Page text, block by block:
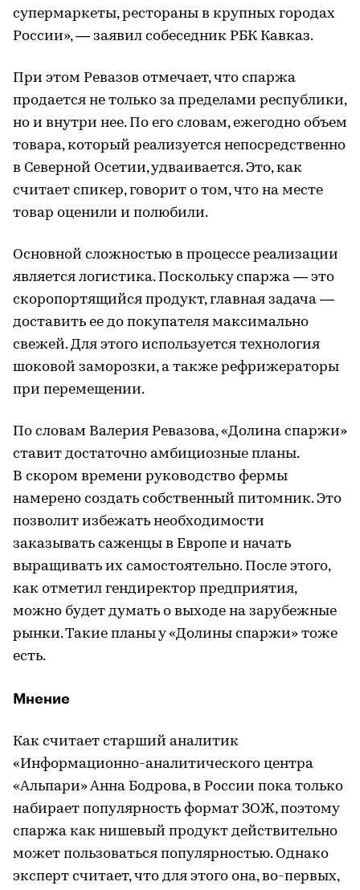
супермаркеты, рестораны в крупных городах
России», — заявил собеседник РБК Кавказ.
При этом Ревазов отмечает, что спаржа
продается не только за пределами республики,
но и внутри нее. По его словам, ежегодно объем
товара, который реализуется непосредственно
в Северной Осетии, удваивается. Это, как
считает спикер, говорит о том, что на месте
товар оценили и полюбили.
Основной сложностью в процессе реализации
является логистика. Поскольку спаржа — это
скоропортящийся продукт, главная задача —
доставить ее до покупателя максимально
свежей. Для этого используется технология
шоковой заморозки, а также рефрижераторы
при перемещении.
По словам Валерия Ревазова, «Долина спаржи»
ставит достаточно амбициозные планы.
В скором времени руководство фермы
намерено создать собственный питомник. Это
позволит избежать необходимости
заказывать саженцы в Европе и начать
выращивать их самостоятельно. После этого,
как отметил гендиректор предприятия,
можно будет думать о выходе на зарубежные
рынки. Такие планы у «Долины спаржи» тоже
есть.
Мнение
Как считает старший аналитик
«Информационно-аналитического центра
«Альпари» Анна Бодрова, в России пока только
набирает популярность формат ЗОЖ, поэтому
спаржа как нишевый продукт действительно
может пользоваться популярностью. Однако
эксперт считает, что для этого она, во-первых,